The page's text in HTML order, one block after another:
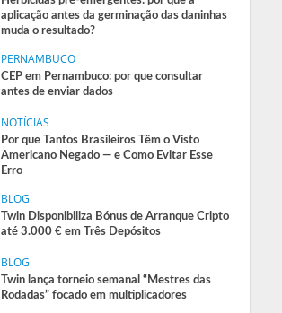
aplicação antes da germinação das daninhas
muda o resultado?
PERNAMBUCO
CEP em Pernambuco: por que consultar
antes de enviar dados
NOTÍCIAS
Por que Tantos Brasileiros Têm o Visto
Americano Negado — e Como Evitar Esse
Erro
BLOG
Twin Disponibiliza Bónus de Arranque Cripto
até 3.000 € em Três Depósitos
BLOG
Twin lança torneio semanal “Mestres das
Rodadas” focado em multiplicadores